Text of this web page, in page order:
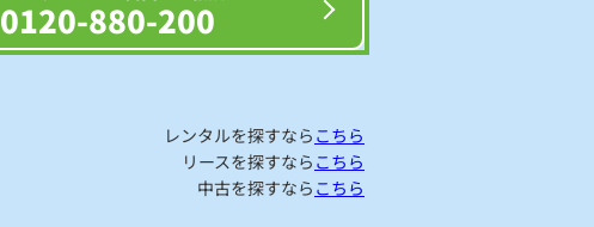
0120-880-200
レンタルを探すなら こちら
リースを探すなら こちら
中古を探すなら こちら